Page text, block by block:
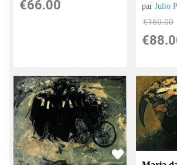
€66.00 parJulio
€160.00
€